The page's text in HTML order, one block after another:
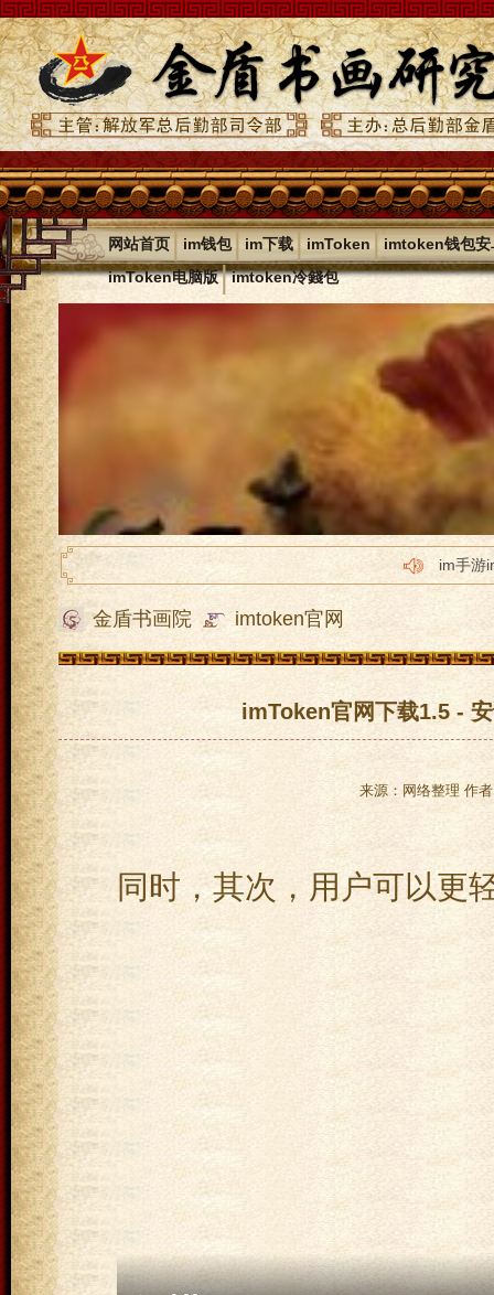
网站首页| im钱包| im下载| imToken| imtoken钱包安
imToken电脑版|imtoken冷錢包
im手游
im手游
金盾书画院 imtoken官网
imToken官网下载1.5 -
来源：网络整理 作
同时，其次，用户可以更